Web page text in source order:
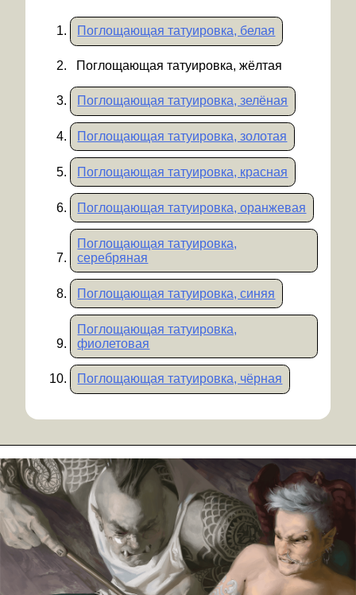
Поглощающая татуировка, белая
Поглощающая татуировка, жёлтая
Поглощающая татуировка, зелёная
Поглощающая татуировка, золотая
Поглощающая татуировка, красная
Поглощающая татуировка, оранжевая
Поглощающая татуировка,
серебряная
Поглощающая татуировка, синяя
Поглощающая татуировка,
фиолетовая
Поглощающая татуировка, чёрная